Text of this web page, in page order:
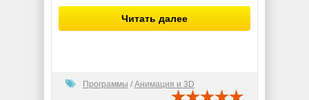
Читать далее
Программы / Анимация и 3D